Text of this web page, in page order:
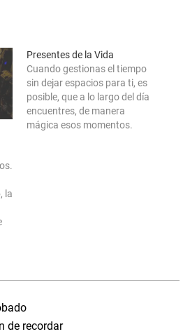
Presentes de la Vida
Cuando gestionas el tiempo
sin dejar espacios para ti, es
posible, que a lo largo del día
encuentres, de manera
mágica esos momentos.
la
de recordar